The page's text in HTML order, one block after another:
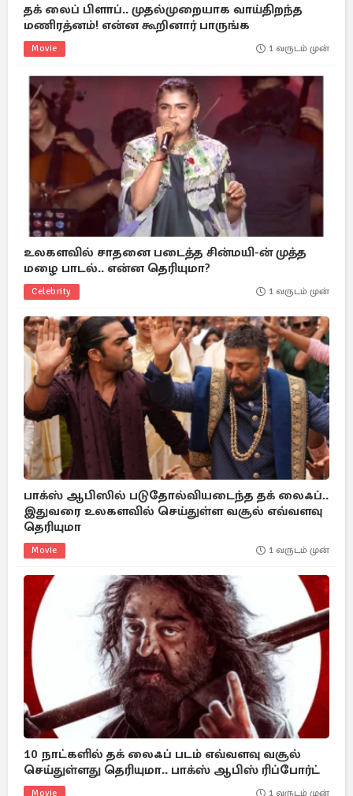
தக் லைப் பிளாப்.. முதல்முறையாக வாய்திறந்த
மணிரத்னம்! என்ன கூறினார் பாருங்க
Movie 1 வருடம் முன்
உலகளவில் சாதனை படைத்த சின்மயி-ன் முத்த
மழை பாடல்.. என்ன தெரியுமா?
Celebrity 1 வருடம் முன்
பாக்ஸ் ஆபிஸில் படுதோல்வியடைந்த தக் லைஃப்..
இதுவரை உலகளவில் செய்துள்ள வசூல் எவ்வளவு
தெரியுமா
Movie 1 வருடம் முன்
10 நாட்களில் தக் லைஃப் படம் எவ்வளவு வசூல்
செய்துள்ளது தெரியுமா.. பாக்ஸ் ஆபிஸ் ரிப்போர்ட்
Movie 1 வருடம் முன்